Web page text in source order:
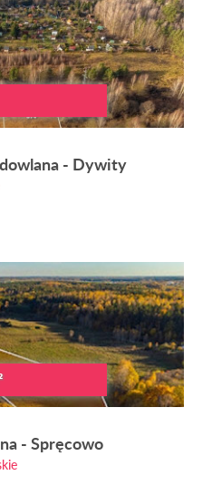
- Dywity
- Spręcowo